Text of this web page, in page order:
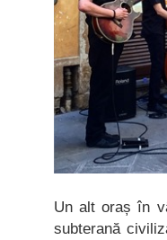
Un alt oraș în
subterană